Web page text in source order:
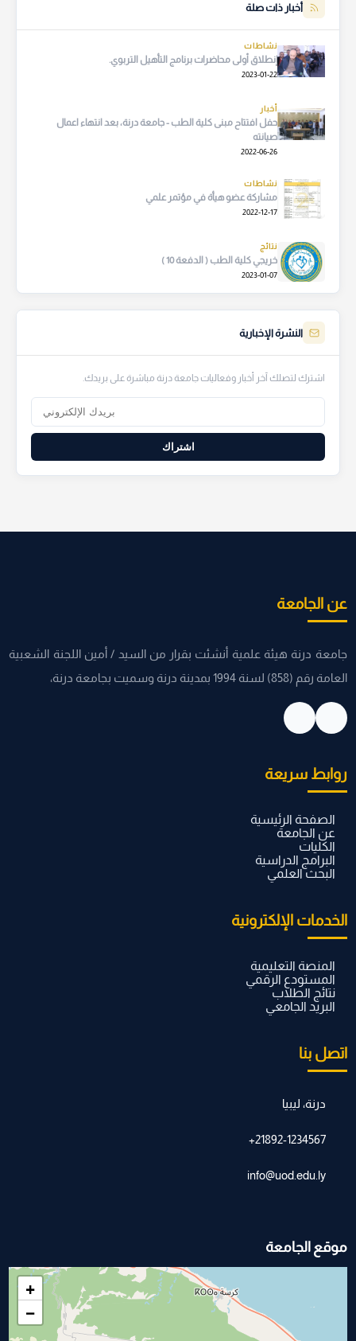
أخبار ذات صلة
نشاطات
إنطلاق أولى محاضرات برنامج التأهيل التربوي.
2023-01-22
أخبار
حفل افتتاح مبنى كلية الطب - جامعة درنة، بعد انتهاء اعمال
صيانته
2022-06-26
نشاطات
مشاركة عضو هيأة في مؤتمر علمي
2022-12-17
نتائج
خريجي كلية الطب ( الدفعة 10 )
2023-01-07
النشرة الإخبارية
اشترك لتصلك آخر أخبار وفعاليات جامعة درنة مباشرة على بريدك.
اشتراك
عن الجامعة
جامعة درنة هيئة علمية أنشئت بقرار من السيد / أمين اللجنة الشعبية
العامة رقم (858) لسنة 1994 بمدينة درنة وسميت بجامعة درنة،
روابط سريعة
الصفحة الرئيسية
عن الجامعة
الكليات
البرامج الدراسية
البحث العلمي
الخدمات الإلكترونية
المنصة التعليمية
المستودع الرقمي
نتائج الطلاب
البريد الجامعي
اتصل بنا
درنة، ليبيا
21892-1234567+
info@uod.edu.ly
موقع الجامعة
+
−